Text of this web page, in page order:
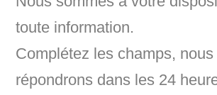
toute information.
Complétez les champs, nous
répondrons dans les 24